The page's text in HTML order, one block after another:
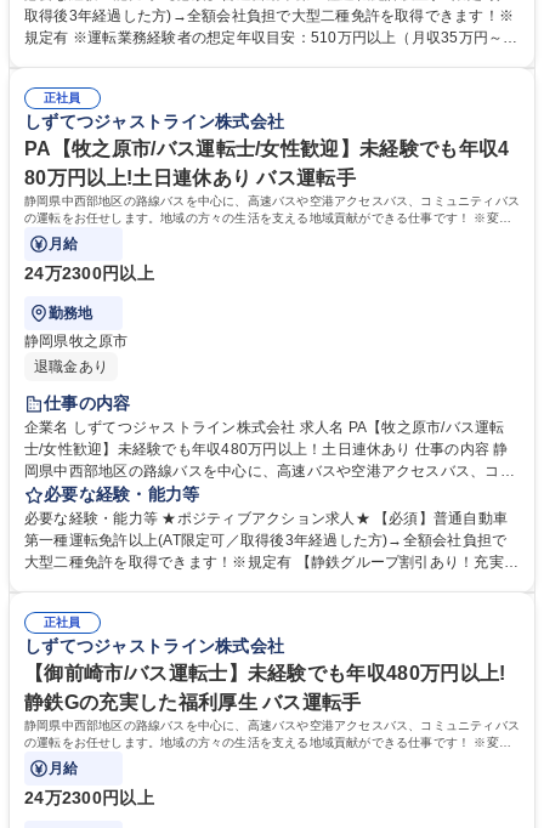
免許の取得(約1ヵ月)／全額会社負担※規定あり ■安全研修センターでの研
修(約2～3ヵ月)：座学・実技 ■営業所での研修(約1ヵ月)・デビュー 募集職
取得後3年経過した方)→全額会社負担で大型二種免許を取得できます！※
規定有 ※運転業務経験者の想定年収目安：510万円以上（月収35万円～）
用補助。階層別で従業員に沿った独自の研修制度。このように仕事面の成
長と充実した福利厚生でワークライフバランスが整えられます。 学歴・資
格 学歴：大学院 大学 高専 短大 専修学校 高校 語学力： 資格：第一種運転
免許普通自動車
正社員
しずてつジャストライン株式会社
PA【牧之原市/バス運転士/女性歓迎】未経験でも年収4
80万円以上!土日連休あり バス運転手
静岡県中西部地区の路線バスを中心に、高速バスや空港アクセスバス、コミュニティバス
の運転をお任せします。地域の方々の生活を支える地域貢献ができる仕事です！ ※変更
の範囲：当社業務全般
月給
24万2300円以上
勤務地
静岡県牧之原市
退職金あり
仕事の内容
企業名 しずてつジャストライン株式会社 求人名 PA【牧之原市/バス運転
士/女性歓迎】未経験でも年収480万円以上！土日連休あり 仕事の内容 静
岡県中西部地区の路線バスを中心に、高速バスや空港アクセスバス、コミ
ュニティバスの運転をお任せします。地域の方々の生活を支える地域貢献
ができる仕事です！ ※変更の範囲：当社業務全般 ＜入社後の流れ＞■大型
二種免許の取得(約1ヵ月)／全額会社負担※規定あり ■安全研修センターで
の研修(約2～3ヵ月)：座学・実技 ■営業所での研修(約1ヵ月)・デビュー ＜
すい環境が整っています。現在は50名以上の女性運転士が活躍していま
す！ 募集職種 PA【牧之原市/バス運転士/女性歓迎】未経験でも年収480万
円以上！土日連休あり
必要な経験・能力等
必要な経験・能力等 ★ポジティブアクション求人★ 【必須】普通自動車
第一種運転免許以上(AT限定可／取得後3年経過した方)→全額会社負担で
大型二種免許を取得できます！※規定有 【静鉄グループ割引あり！充実の
スが利用できる「家族乗車証」など、当社独自の福利厚生も充実。さらに
入社祝い金として10万円支給！ 学歴・資格 学歴：大学院 大学 高専 短大
専修学校 高校 語学力： 資格：第一種運転免許普通自動車
正社員
しずてつジャストライン株式会社
【御前崎市/バス運転士】未経験でも年収480万円以上!
静鉄Gの充実した福利厚生 バス運転手
静岡県中西部地区の路線バスを中心に、高速バスや空港アクセスバス、コミュニティバス
の運転をお任せします。地域の方々の生活を支える地域貢献ができる仕事です！ ※変更
の範囲：当社業務全般
月給
24万2300円以上